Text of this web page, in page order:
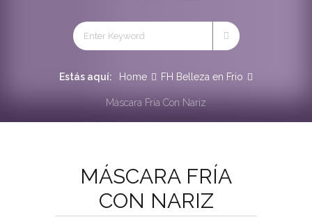
Estás aquí: Home FH Belleza en Frio
Máscara Fría Con Nariz
MÁSCARA FRÍA
CON NARIZ